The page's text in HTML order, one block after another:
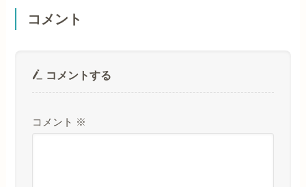
コメント
コメントする
コメント ※